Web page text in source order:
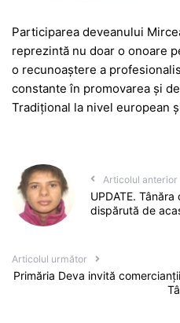
Participarea deveanului
reprezintă nu doar o onoare
o recunoaștere a
constante în promovarea și
Tradițional la nivel european
Articolul anterior
UPDATE.
dispărută de
Articolul următor
Primăria Deva invită